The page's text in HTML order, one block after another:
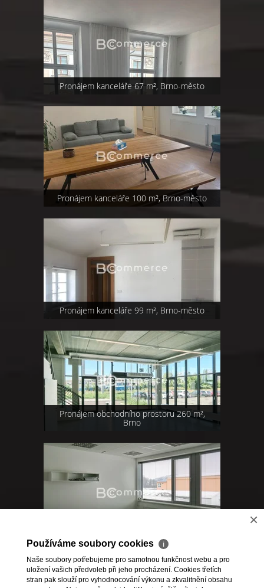
Pronájem kanceláře 67 m², Brno-město
Pronájem kanceláře 100 m², Brno-město
Pronájem kanceláře 99 m², Brno-město
Pronájem obchodního prostoru 260 m²,
Brno
1,2,3,4,5>>
×
Používáme soubory cookies ℹ
Naše soubory potřebujeme pro samotnou funkčnost webu a pro
uložení vašich předvoleb při jeho procházení. Cookies třetích
stran pak slouží pro vyhodnocování výkonu a zkvalitnění obsahu